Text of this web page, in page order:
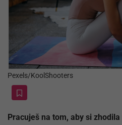
Pexels/KoolShooters
Pracuješ na tom, aby si